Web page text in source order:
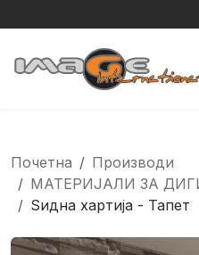
Почетна
Производи
МАТЕРИЈАЛИ ЗА
Ѕидна хартија - Тапет